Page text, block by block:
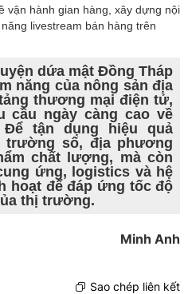
vận hành gian hàng, xây dựng nội
livestream bán hàng trên
dứa mật Đồng Tháp
năng của nông sản địa
thương mại điện tử,
cầu ngày càng cao về
tận dụng hiệu quả
số, địa phương
chất lượng, mà còn
ứng, logistics và hệ
hoạt để đáp ứng tốc độ
thị trường.
Minh Anh
Sao chép liên kết